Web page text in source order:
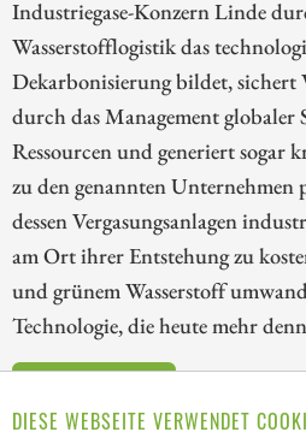
DIESE WEBSEITE VERWENDET
Industriegase-Konzern Linde
Wasserstofflogistik das
Dekarbonisierung bildet, sichert
durch das Management globaler
Ressourcen und generiert sogar
zu den genannten Unternehmen
dessen Vergasungsanlagen
am Ort ihrer Entstehung zu
und grünem Wasserstoff
Technologie, die heute mehr